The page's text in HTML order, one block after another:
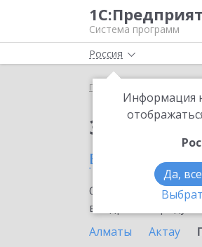
Система программ
Россия
Информация
Да,
Главная
Заказать
в
Ознакомьтесь с
внедрение продукта.
Алматы
Актау